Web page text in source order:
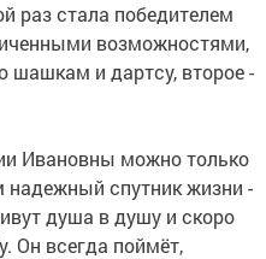
раз стала победителем
возможностями,
шашкам и дартсу, второе -
Ивановны можно только
надежный спутник жизни -
душа в душу и скоро
Он всегда поймёт,